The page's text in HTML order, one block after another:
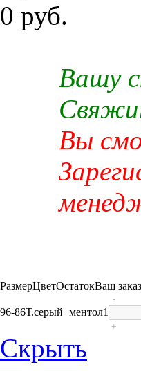
0 руб.
Вашу
Вы
РазмерЦветОстатокВаш заказ
96-86Т.серый+ментол1
-
+
Скрыть